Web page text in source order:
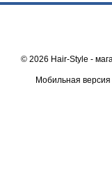
© 2026 Hair-Style -
Мобильная версия